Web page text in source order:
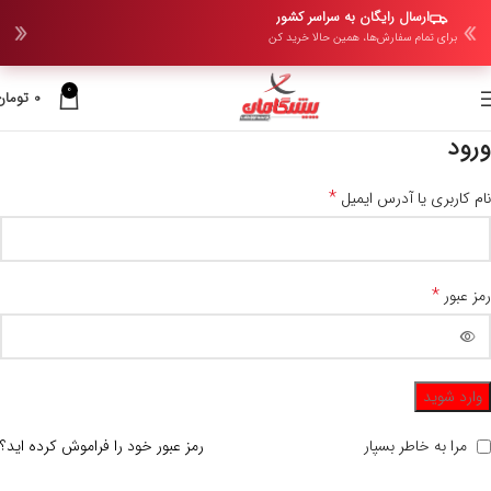
ارسال رایگان به سراسر کشور
برای تمام سفارش‌ها، همین حالا خرید کن
0
0
ورود
نام کاربری یا آدرس ایمیل *
رمز عبور *
وارد شوید
رمز عبور خود را فراموش کرده اید؟ مرا به خاطر بسپار